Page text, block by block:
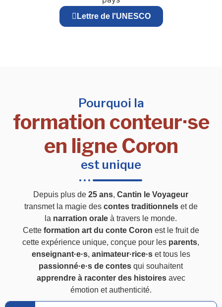
Lettre de l'UNESCO
Pourquoi la
formation conteur·se
en ligne Coron
est unique
Depuis plus de25 ans,Cantin le Voyageur
transmet la magie des contes traditionnelset de
la narration orale à travers le monde.
Cette formation art du conte Coron est le fruit de
cette expérience unique, conçue pour les parents,
enseignant·e·s, animateur·rice·set tous les
passionné·e·s de contes qui souhaitent
apprendre à raconter des histoiresavec
émotion et authenticité.